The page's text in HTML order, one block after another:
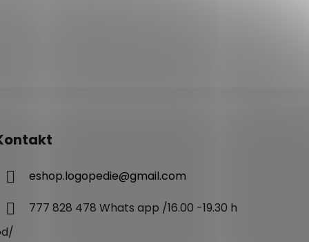
eshop.logopedie@gmail.com
777 828 478 Whats app /16.00 -19.30 h